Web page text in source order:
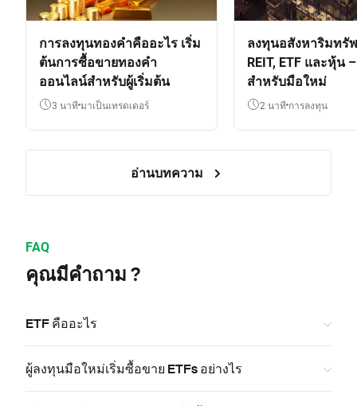
การลงทุนทองคำคืออะไร เริ่ม
ต้นการซื้อขายทองคำ
ออนไลน์สำหรับผู้เริ่มต้น
3 นาที มาเป็นเทรดเดอร์
ลงทุนอสังหาริมทรั
REIT, ETF และหุ้น
สำหรับมือใหม่
2 นาที การลงทุน
อ่านบทความ
FAQ
คุณมีคำถาม ?
ETF คืออะไร
ผู้ลงทุนมือใหม่เริ่มซื้อขาย ETFs อย่างไร